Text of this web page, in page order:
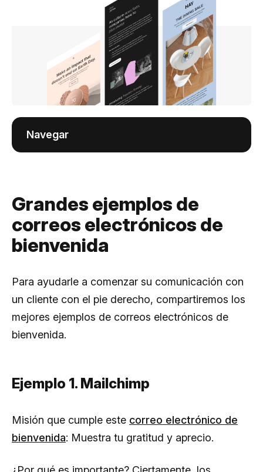
Navegar
Grandes ejemplos de
correos electrónicos de
bienvenida
Para ayudarle a comenzar su comunicación con
un cliente con el pie derecho, compartiremos los
mejores ejemplos de correos electrónicos de
bienvenida.
Ejemplo 1. Mailchimp
Misión que cumple este correo electrónico de
bienvenida: Muestra tu gratitud y aprecio.